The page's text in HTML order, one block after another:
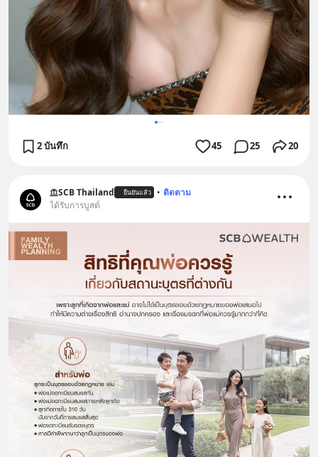
2 บันทึก 45 25 20
SCB Thailand ยืนยันแล้ว • ติดตาม
ได้รับการบูสต์